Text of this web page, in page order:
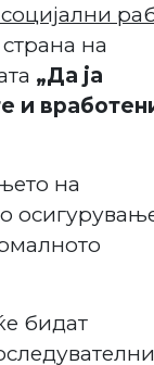
на
„Да ја
и
на
бидат